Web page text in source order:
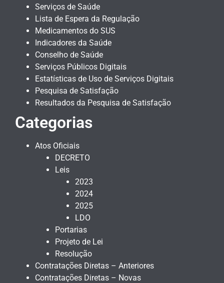
Serviços de Saúde
Lista de Espera da Regulação
Medicamentos do SUS
Indicadores da Saúde
Conselho de Saúde
Serviços Públicos Digitais
Estatísticas de Uso de Serviços Digitais
Pesquisa de Satisfação
Resultados da Pesquisa de Satisfação
Categorias
Atos Oficiais
DECRETO
Leis
2023
2024
2025
LDO
Portarias
Projeto de Lei
Resolução
Contratações Diretas – Anteriores
Contratações Diretas – Novas